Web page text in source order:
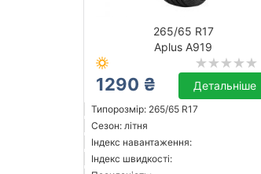
265/65 R17
Aplus A919
1290 ₴ Детальніше
Типорозмір: 265/65 R17
Сезон: літня
Індекс навантаження:
Індекс швидкості: